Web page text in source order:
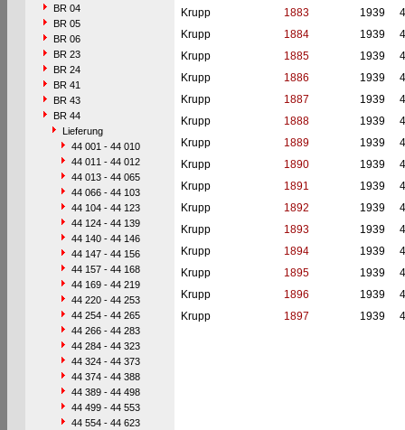
BR 04
BR 05
BR 06
BR 23
BR 24
BR 41
BR 43
BR 44
Lieferung
44 001 - 44 010
44 011 - 44 012
44 013 - 44 065
44 066 - 44 103
44 104 - 44 123
44 124 - 44 139
44 140 - 44 146
44 147 - 44 156
44 157 - 44 168
44 169 - 44 219
44 220 - 44 253
44 254 - 44 265
44 266 - 44 283
44 284 - 44 323
44 324 - 44 373
44 374 - 44 388
44 389 - 44 498
44 499 - 44 553
44 554 - 44 623
Krupp
1883 1939
Krupp
1884 1939
Krupp
1885 1939
Krupp
1886 1939
Krupp
1887 1939
Krupp
1888 1939
Krupp
1889 1939
Krupp
1890 1939
Krupp
1891 1939
Krupp
1892 1939
Krupp
1893 1939
Krupp
1894 1939
Krupp
1895 1939
Krupp
1896 1939
Krupp
1897 1939